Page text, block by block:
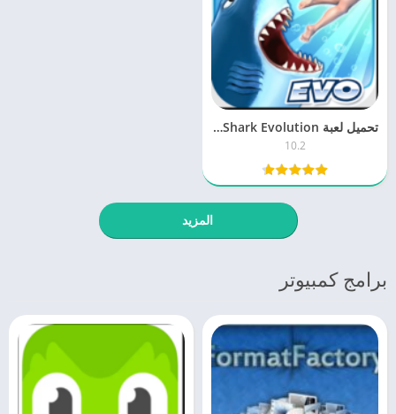
تحميل لعبة Hungry Shark Evolution هنجري شارك 10.2 اخر اصدار
10.2
المزيد
برامج كمبيوتر